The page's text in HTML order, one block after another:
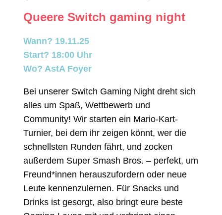
Queere Switch gaming night
Wann? 19.11.25
Start? 18:00 Uhr
Wo? AstA Foyer
Bei unserer Switch Gaming Night dreht sich
alles um Spaß, Wettbewerb und
Community! Wir starten ein Mario-Kart-
Turnier, bei dem ihr zeigen könnt, wer die
schnellsten Runden fährt, und zocken
außerdem Super Smash Bros. – perfekt, um
Freund*innen herauszufordern oder neue
Leute kennenzulernen. Für Snacks und
Drinks ist gesorgt, also bringt eure beste